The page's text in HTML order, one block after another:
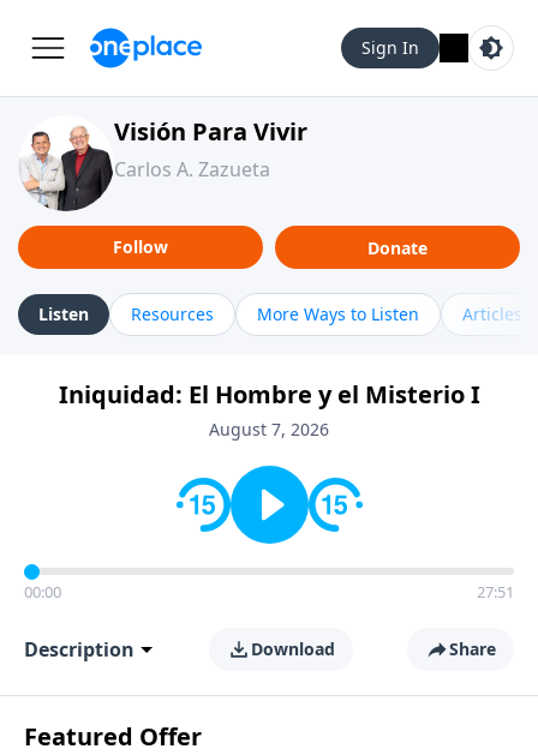
Sign In
Visión Para Vivir
Carlos A. Zazueta
Follow Donate
Listen Resources More Ways to Listen Articles
Iniquidad: El Hombre y el Misterio I
August 7, 2026
00:00 27:51
Description Download Share
Featured Offer